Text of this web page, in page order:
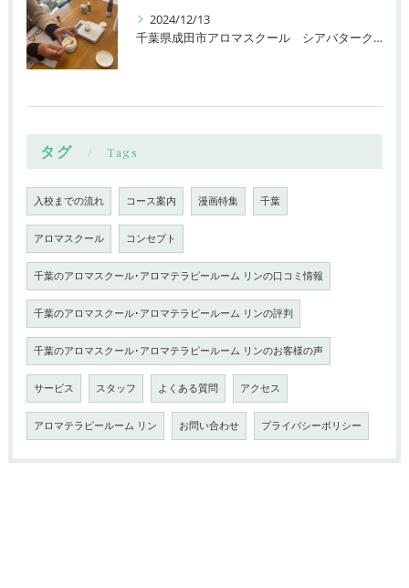
2024/12/13
千葉県成田市アロマスクール シアバタークリーム
タグ Tags
入校までの流れ コース案内 漫画特集 千葉
アロマスクール コンセプト
千葉のアロマスクール･アロマテラピールーム リンの口コミ情報
千葉のアロマスクール･アロマテラピールーム リンの評判
千葉のアロマスクール･アロマテラピールーム リンのお客様の声
サービス スタッフ よくある質問 アクセス
アロマテラピールーム リン お問い合わせ プライバシーポリシー